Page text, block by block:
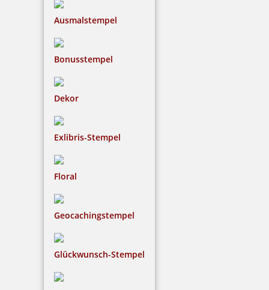
Ausmalstempel
Bonusstempel
Dekor
Exlibris-Stempel
Floral
Geocachingstempel
Glückwunsch-Stempel